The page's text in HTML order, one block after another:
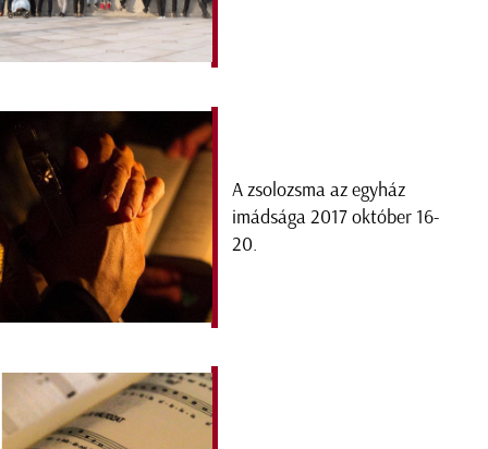
A zsolozsma az egyház
imádsága 2017 október 16-
20.